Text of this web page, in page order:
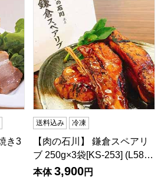
き3
中）
送料込み 冷凍
【肉の石川】 鎌倉スペアリ
ブ 250g×3袋[KS-253] (L58…
本体 3,900円